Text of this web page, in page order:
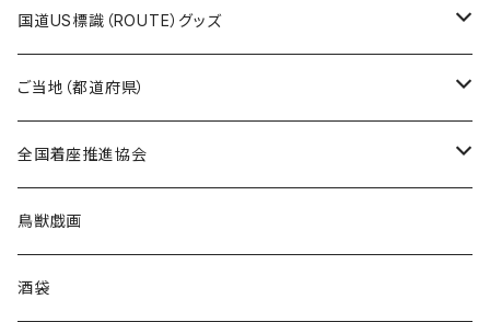
トートバッグ
千葉ロッテマリーンズコラボ
ホテルキーホルダー
トートバッグ
ホテルキーホルダー
ステッカー
国道0～99号線
国道100～199号線
Tシャツ
キャップ
国道US標識（ROUTE）グッズ
ステッカー
ROUTE 0～99号線
ROUTE100～199号線
Tシャツ
ROUTE 0～99号線
ROUTE 100～199号線
キャップ
ROUTE 0～99号線
ご当地（都道府県）
北海道
青森県
岩手県
全国着座推進協会
ステッカー
鳥獣戯画
酒袋